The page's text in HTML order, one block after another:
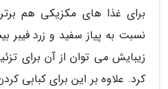
برای غذا های مکزیکی هم
نسبت به پیاز سفید و زرد فیبر
زیبایش می توان از آن برای
کرد. علاوه بر این برای کبابی